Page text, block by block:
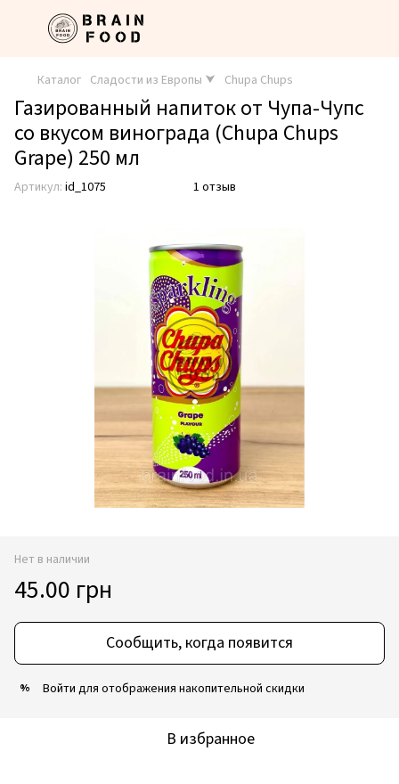
Каталог Сладости из Европы ⮟ Chupa Chups
Газированный напиток от Чупа-Чупс
со вкусом винограда (Chupa Chups
Grape) 250 мл
Артикул: id_1075 1 отзыв
Нет в наличии
45.00 грн
Сообщить, когда появится
% Войти для отображения накопительной скидки
В избранное